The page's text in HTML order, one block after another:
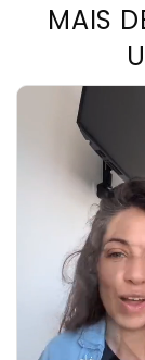
MAIS